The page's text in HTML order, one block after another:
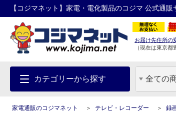
【コジマネット】家電・電化製品のコジマ 公式通販
お届け先住所の
（現在は東京都
カテゴリーから探す 全ての
家電通販のコジマネット テレビ・レコーダー 録